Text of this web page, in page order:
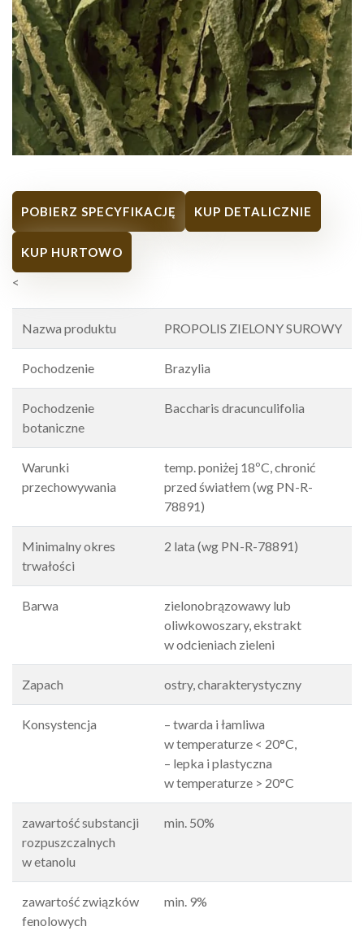
POBIERZ SPECYFIKACJĘ KUP DETALICZNIE
KUP HURTOWO
<
Nazwa produktu PROPOLIS ZIELONY SUROWY
Pochodzenie Brazylia
Pochodzenie
botaniczne
Baccharis dracunculifolia
Warunki
przechowywania
temp. poniżej 18ºC, chronić
przed światłem (wg PN-R-
78891)
Minimalny okres
trwałości
2 lata (wg PN-R-78891)
Barwa
zielonobrązowawy lub
oliwkowoszary, ekstrakt
w odcieniach zieleni
Zapach ostry, charakterystyczny
Konsystencja
– twarda i łamliwa
w temperaturze < 20°C,
– lepka i plastyczna
w temperaturze > 20°C
zawartość substancji
rozpuszczalnych
w etanolu
min. 50%
zawartość związków
fenolowych
min. 9%